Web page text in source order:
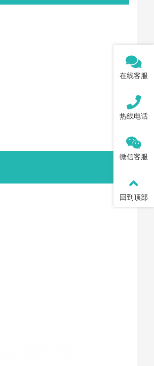
在线客服
热线电话
微信客服
回到顶部